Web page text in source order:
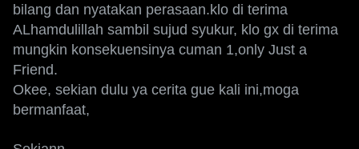
bilang dan nyatakan perasaan.klo di terima
ALhamdulillah sambil sujud syukur, klo gx di terima
mungkin konsekuensinya cuman 1,only Just a
Friend.
Okee, sekian dulu ya cerita gue kali ini,moga
bermanfaat,